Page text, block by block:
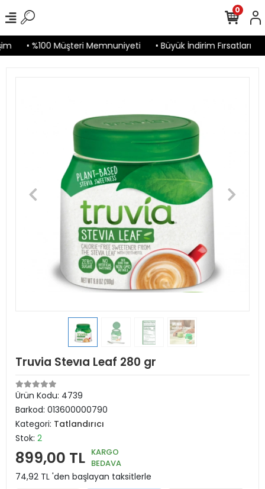
• %100 Müşteri Memnuniyeti • Büyük İndirim Fırsatları
0
Truvia Stevıa Leaf 280 gr
Ürün Kodu: 4739
Barkod: 013600000790
Kategori: Tatlandırıcı
Stok: 2
899,00 TL KARGO
BEDAVA
74,92 TL 'den başlayan taksitlerle